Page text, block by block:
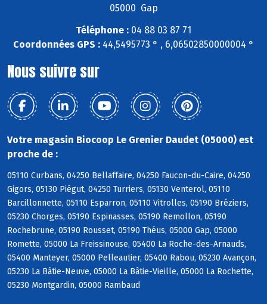
05000 Gap
Téléphone : 04 88 03 87 71
Coordonnées GPS : 44,5495773 ° , 6,06502850000004 °
Nous suivre sur
Votre magasin Biocoop Le Grenier Daudet (05000) est
proche de :
05110 Curbans, 04250 Bellaffaire, 04250 Faucon-du-Caire, 04250
Gigors, 05130 Piégut, 04250 Turriers, 05130 Venterol, 05110
Barcillonnette, 05110 Esparron, 05110 Vitrolles, 05190 Bréziers,
05230 Chorges, 05190 Espinasses, 05190 Remollon, 05190
Rochebrune, 05190 Rousset, 05190 Théus, 05000 Gap, 05000
Romette, 05000 La Freissinouse, 05400 La Roche-des-Arnauds,
05400 Manteyer, 05000 Pelleautier, 05400 Rabou, 05230 Avançon,
05230 La Bâtie-Neuve, 05000 La Bâtie-Vieille, 05000 La Rochette,
05230 Montgardin, 05000 Rambaud